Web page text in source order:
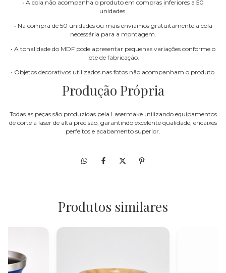
• A cola não acompanha o produto em compras inferiores a 50
unidades.
• Na compra de 50 unidades ou mais enviamos gratuitamente a cola
necessária para a montagem.
• A tonalidade do MDF pode apresentar pequenas variações conforme o
lote de fabricação.
• Objetos decorativos utilizados nas fotos não acompanham o produto.
Produção Própria
Todas as peças são produzidas pela Lasermake utilizando equipamentos
de corte a laser de alta precisão, garantindo excelente qualidade, encaixes
perfeitos e acabamento superior.
Produtos similares